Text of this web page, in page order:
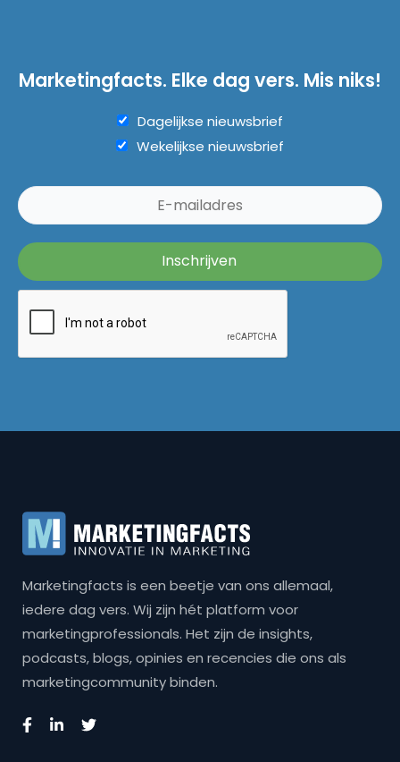
Marketingfacts. Elke dag vers. Mis niks!
Dagelijkse nieuwsbrief
Wekelijkse nieuwsbrief
Marketingfacts is een beetje van ons allemaal,
iedere dag vers. Wij zijn hét platform voor
marketingprofessionals. Het zijn de insights,
podcasts, blogs, opinies en recencies die ons als
marketingcommunity binden.